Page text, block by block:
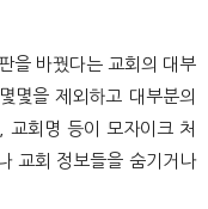
을 바꿨다는 교회의 대부
몇을 제외하고 대부분의
교회명 등이 모자이크 처
교회 정보들을 숨기거나